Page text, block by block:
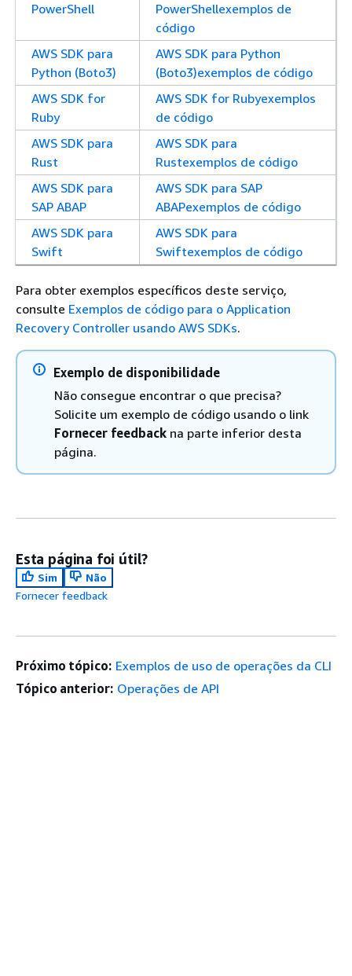
PowerShell
PowerShellexemplos de
código
AWS SDK para
Python (Boto3)
AWS SDK para Python
(Boto3)exemplos de código
AWS SDK for
Ruby
AWS SDK for Rubyexemplos
de código
AWS SDK para
Rust
AWS SDK para
Rustexemplos de código
AWS SDK para
SAP ABAP
AWS SDK para SAP
ABAPexemplos de código
AWS SDK para
Swift
AWS SDK para
Swiftexemplos de código
Para obter exemplos específicos deste serviço,
consulte Exemplos de código para o Application
Recovery Controller usando AWS SDKs.
Exemplo de disponibilidade
Não consegue encontrar o que precisa?
Solicite um exemplo de código usando o link
Fornecer feedback na parte inferior desta
página.
Esta página foi útil?
Sim
Não
Fornecer feedback
Próximo tópico: Exemplos de uso de operações da CLI
Tópico anterior: Operações de API